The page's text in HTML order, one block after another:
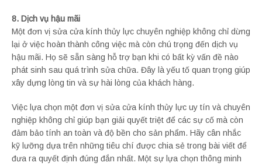
8. Dịch vụ hậu mãi
Một đơn vị sửa cửa kính thủy lực chuyên nghiệp không chỉ dừng
lại ở việc hoàn thành công việc mà còn chú trọng đến dịch vụ
hậu mãi. Họ sẽ sẵn sàng hỗ trợ bạn khi có bất kỳ vấn đề nào
phát sinh sau quá trình sửa chữa. Đây là yếu tố quan trọng giúp
xây dựng lòng tin và sự hài lòng của khách hàng.
Việc lựa chọn một đơn vị sửa cửa kính thủy lực uy tín và chuyên
nghiệp không chỉ giúp bạn giải quyết triệt để các sự cố mà còn
đảm bảo tính an toàn và độ bền cho sản phẩm. Hãy cân nhắc
kỹ lưỡng dựa trên những tiêu chí được chia sẻ trong bài viết để
đưa ra quyết định đúng đắn nhất. Một sự lựa chọn thông minh